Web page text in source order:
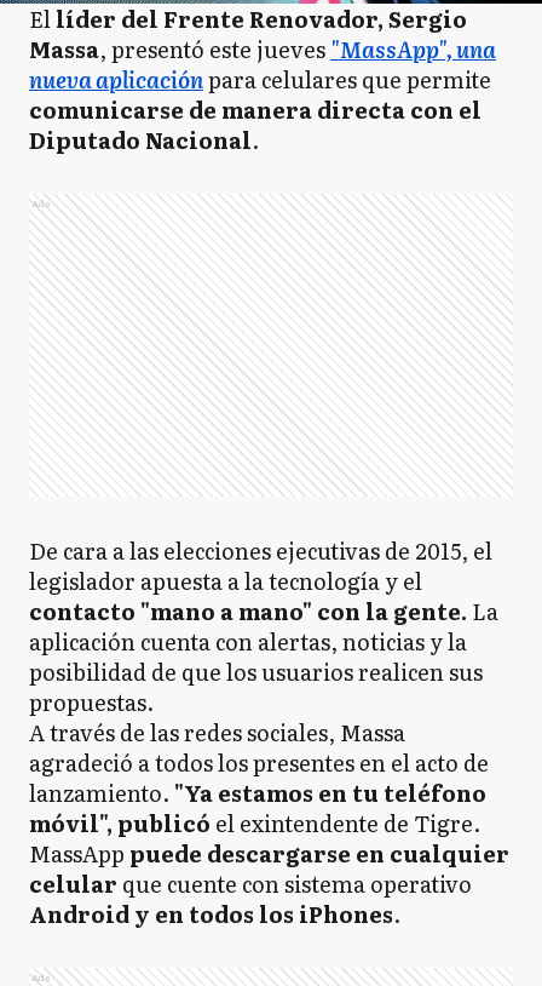
Ellíder del Frente Renovador, Sergio
Massa, presentó este jueves "MassApp", una
nueva aplicaciónpara celulares que permite
comunicarse de manera directa con el
Diputado Nacional.
Ads
De cara a las elecciones ejecutivas de 2015, el
legislador apuesta a la tecnología y el
contacto "mano a mano" con la gente. La
aplicación cuenta con alertas, noticias y la
posibilidad de que los usuarios realicen sus
propuestas.
A través de las redes sociales, Massa
agradeció a todos los presentes en el acto de
lanzamiento. "Ya estamos en tu teléfono
móvil", publicó el exintendente de Tigre.
MassApp puede descargarse en cualquier
celular que cuente con sistema operativo
Android y en todos los iPhones.
Ads